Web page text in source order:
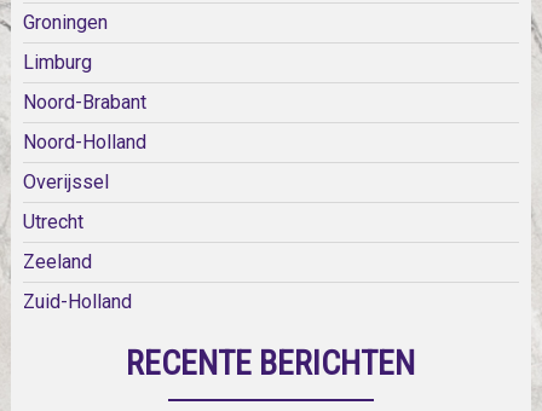
Groningen
Limburg
Noord-Brabant
Noord-Holland
Overijssel
Utrecht
Zeeland
Zuid-Holland
RECENTE BERICHTEN